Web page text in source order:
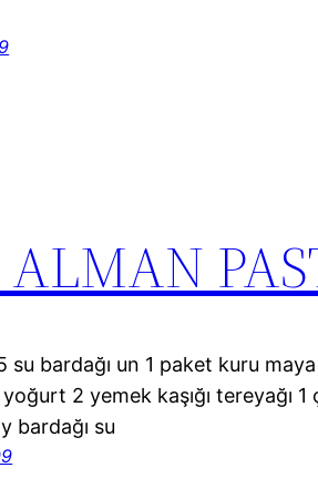
su bardağı un 1 paket kuru
yoğurt 2 yemek kaşığı tereyağı
bardağı su